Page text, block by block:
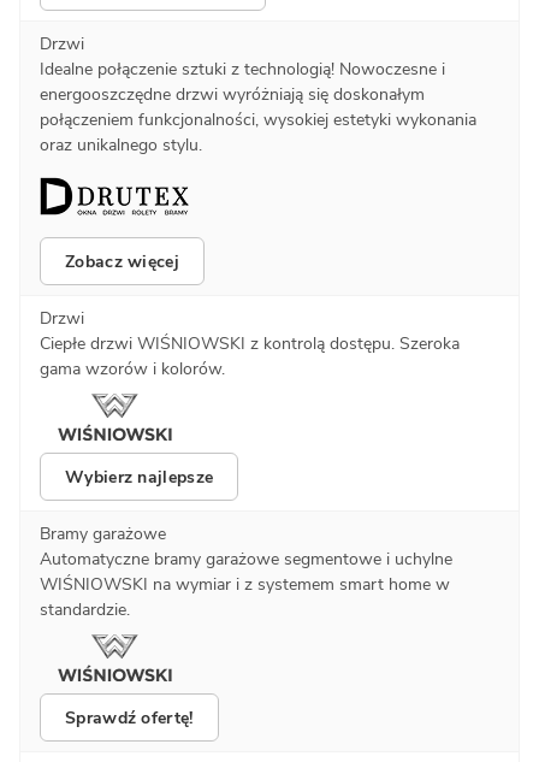
Drzwi
Idealne połączenie sztuki z technologią! Nowoczesne i
energooszczędne drzwi wyróżniają się doskonałym
połączeniem funkcjonalności, wysokiej estetyki wykonania
oraz unikalnego stylu.
Zobacz więcej
Drzwi
Ciepłe drzwi WIŚNIOWSKI z kontrolą dostępu. Szeroka
gama wzorów i kolorów.
Wybierz najlepsze
Bramy garażowe
Automatyczne bramy garażowe segmentowe i uchylne
WIŚNIOWSKI na wymiar i z systemem smart home w
standardzie.
Sprawdź ofertę!